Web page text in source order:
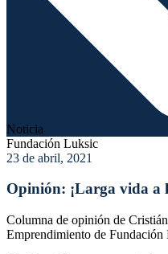
Noticia
Fundación Luksic
23 de abril, 2021
Opinión: ¡Larga vida a
Columna de opinión de
Emprendimiento de Fundación